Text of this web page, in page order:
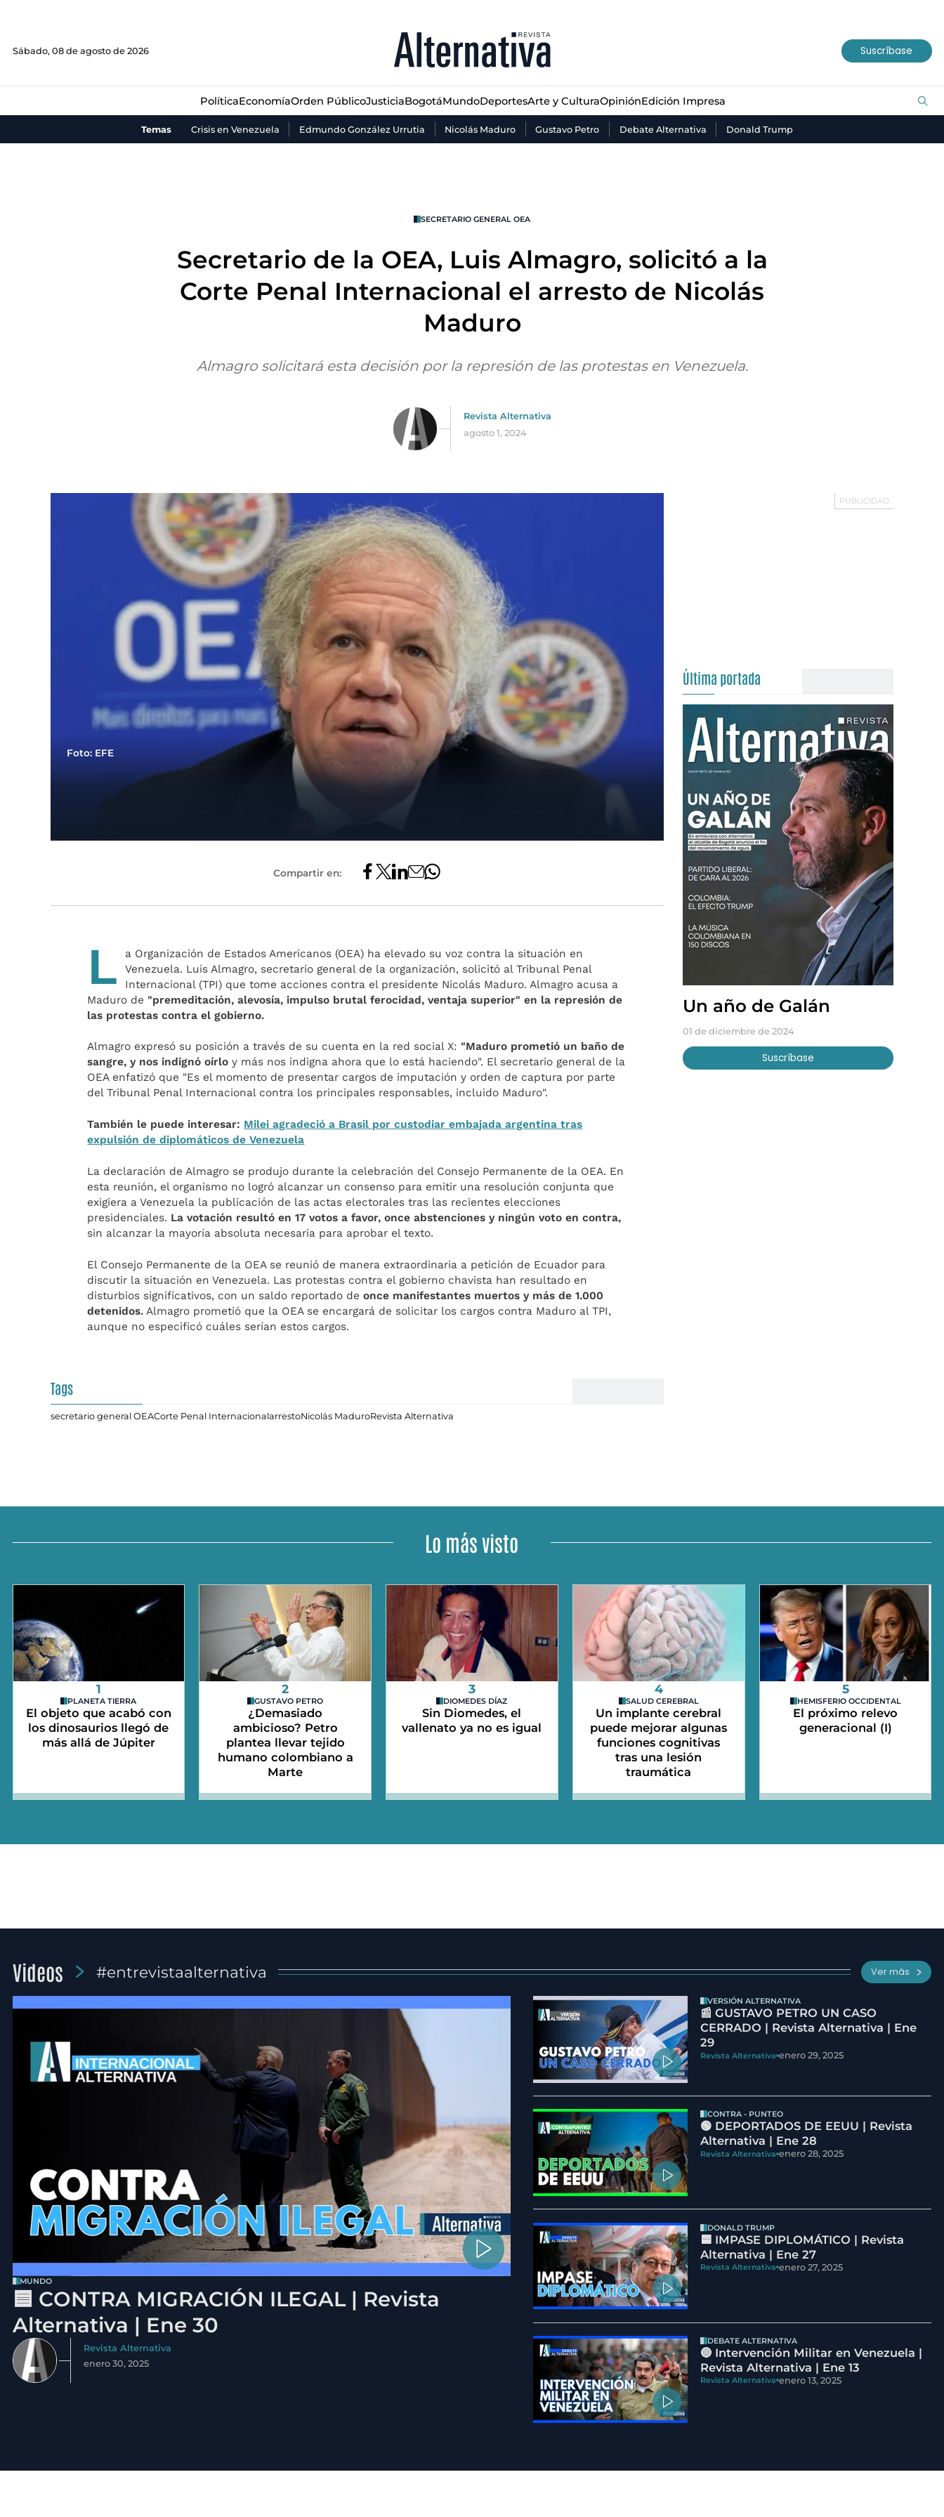
Sábado, 08 de agosto de 2026 Suscríbase
PolíticaEconomíaOrden PúblicoJusticiaBogotáMundoDeportesArte y CulturaOpiniónEdición Impresa
Temas Crisis en Venezuela Edmundo González Urrutia Nicolás Maduro Gustavo Petro Debate Alternativa Donald Trump
JusticiaBogotáMundo Deportes Arte y Cultura
SECRETARIO GENERAL OEA
Secretario de la OEA, Luis Almagro, solicitó a la
Corte Penal Internacional el arresto de Nicolás
Maduro
Almagro solicitará esta decisión por la represión de las protestas en Venezuela.
Revista Alternativa
agosto 1, 2024
Foto: EFE
Compartir en:
L
a Organización de Estados Americanos (OEA) ha elevado su voz contra la situación en
Venezuela. Luis Almagro, secretario general de la organización, solicitó al Tribunal Penal
Internacional (TPI) que tome acciones contra el presidente Nicolás Maduro. Almagro acusa a
Maduro de "premeditación, alevosía, impulso brutal ferocidad, ventaja superior" en la represión de
las protestas contra el gobierno.
Almagro expresó su posición a través de su cuenta en la red social X: "Maduro prometió un baño de
sangre, y nos indignó oírlo y más nos indigna ahora que lo está haciendo". El secretario general de la
OEA enfatizó que "Es el momento de presentar cargos de imputación y orden de captura por parte
del Tribunal Penal Internacional contra los principales responsables, incluido Maduro".
También le puede interesar: Milei agradeció a Brasil por custodiar embajada argentina tras
expulsión de diplomáticos de Venezuela
La declaración de Almagro se produjo durante la celebración del Consejo Permanente de la OEA. En
esta reunión, el organismo no logró alcanzar un consenso para emitir una resolución conjunta que
exigiera a Venezuela la publicación de las actas electorales tras las recientes elecciones
presidenciales. La votación resultó en 17 votos a favor, once abstenciones y ningún voto en contra,
sin alcanzar la mayoría absoluta necesaria para aprobar el texto.
El Consejo Permanente de la OEA se reunió de manera extraordinaria a petición de Ecuador para
discutir la situación en Venezuela. Las protestas contra el gobierno chavista han resultado en
disturbios significativos, con un saldo reportado deonce manifestantes muertos y más de 1.000
detenidos. Almagro prometió que la OEA se encargará de solicitar los cargos contra Maduro al TPI,
aunque no especificó cuáles serían estos cargos.
Tags
secretario general OEACorte Penal InternacionalarrestoNicolás MaduroRevista Alternativa
Última portada
Un año de Galán
01 de diciembre de 2024
Suscríbase
Lo más visto
1
PLANETA TIERRA
El objeto que acabó con
los dinosaurios llegó de
más allá de Júpiter
2
GUSTAVO PETRO
¿Demasiado
ambicioso? Petro
plantea llevar tejido
humano colombiano a
Marte
3
DIOMEDES DÍAZ
Sin Diomedes, el
vallenato ya no es igual
4
SALUD CEREBRAL
Un implante cerebral
puede mejorar algunas
funciones cognitivas
tras una lesión
traumática
5
HEMISFERIO OCCIDENTAL
El próximo relevo
generacional (I)
Videos #entrevistaalternativa Ver más
MUNDO
🟦 CONTRA MIGRACIÓN ILEGAL | Revista
Alternativa | Ene 30
Revista Alternativa
enero 30, 2025
VERSIÓN ALTERNATIVA
📰 GUSTAVO PETRO UN CASO
CERRADO | Revista Alternativa | Ene
29
Revista Alternativa enero 29, 2025
CONTRA - PUNTEO
🟢 DEPORTADOS DE EEUU | Revista
Alternativa | Ene 28
Revista Alternativa enero 28, 2025
DONALD TRUMP
🟦 IMPASE DIPLOMÁTICO | Revista
Alternativa | Ene 27
Revista Alternativa enero 27, 2025
DEBATE ALTERNATIVA
🔵 Intervención Militar en Venezuela |
Revista Alternativa | Ene 13
Revista Alternativa enero 13, 2025